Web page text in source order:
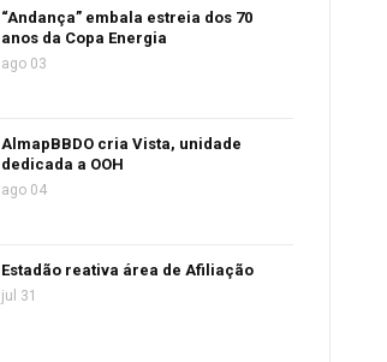
“Andança” embala estreia dos 70
anos da Copa Energia
ago 03
AlmapBBDO cria Vista, unidade
dedicada a OOH
ago 04
Estadão reativa área de Afiliação
jul 31